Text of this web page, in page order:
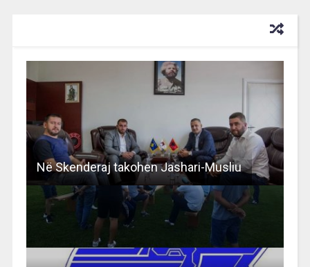
Në Skenderaj takohen Jashari-Musliu